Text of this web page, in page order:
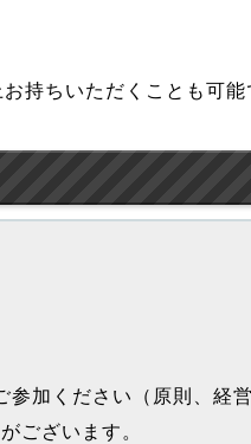
持ちいただくことも可能
加ください（原則、経営
ございます。